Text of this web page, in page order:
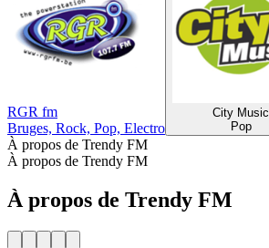
RGR fm
Bruges, Rock, Pop, Electro
City Music
Pop
À propos de Trendy FM
À propos de Trendy FM
À propos de Trendy FM